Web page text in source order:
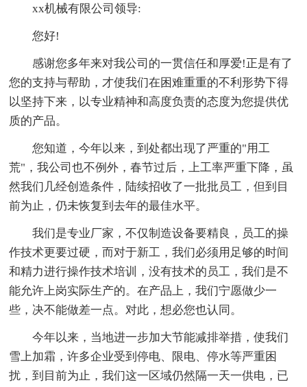
xx机械有限公司领导:
您好!
感谢您多年来对我公司的一贯信任和厚爱!正是有了
您的支持与帮助，才使我们在困难重重的不利形势下得
以坚持下来，以专业精神和高度负责的态度为您提供优
质的产品。
您知道，今年以来，到处都出现了严重的"用工
荒"，我公司也不例外，春节过后，上工率严重下降，虽
然我们几经创造条件，陆续招收了一批批员工，但到目
前为止，仍未恢复到去年的最佳水平。
我们是专业厂家，不仅制造设备要精良，员工的操
作技术更要过硬，而对于新工，我们必须用足够的时间
和精力进行操作技术培训，没有技术的员工，我们是不
能允许上岗实际生产的。在产品上，我们宁愿做少一
些，决不能做差一点。对此，想必您也认同。
今年以来，当地进一步加大节能减排举措，使我们
雪上加霜，许多企业受到停电、限电、停水等严重困
扰，到目前为止，我们这一区域仍然隔一天一供电，已